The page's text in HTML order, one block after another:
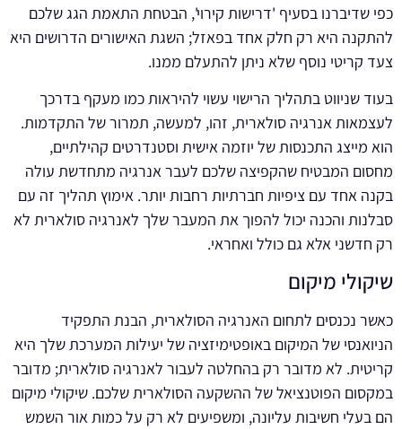
כפי שדיברנו בסעיף 'דרישות קירוי', הבטחת התאמת הגג שלכם
להתקנה היא רק חלק אחד בפאזל; השגת האישורים הדרושים היא
צעד קריטי נוסף שלא ניתן להתעלם ממנו.
בעוד שניווט בתהליך הרישוי עשוי להיראות כמו מעקף בדרכך
לעצמאות אנרגיה סולארית, זהו, למעשה, תמרור של התקדמות.
הוא מייצג התכנסות של יוזמה אישית וסטנדרטים קהילתיים,
מחסום המבטיח שהקפיצה שלכם לעבר אנרגיה מתחדשת עולה
בקנה אחד עם ציפיות חברתיות רחבות יותר. אימוץ תהליך זה עם
סבלנות והכנה יכול להפוך את המעבר שלך לאנרגיה סולארית לא
רק חדשני אלא גם כולל ואחראי.
שיקולי מיקום
כאשר נכנסים לתחום האנרגיה הסולארית, הבנת התפקיד
הניואנסי של המיקום באופטימיזציה של יעילות המערכת שלך היא
קריטית. לא מדובר רק בהחלטה לעבור לאנרגיה סולארית; מדובר
במקסום הפוטנציאל של ההשקעה הסולארית שלכם. שיקולי מיקום
הם בעלי חשיבות עליונה, ומשפיעים לא רק על כמות אור השמש